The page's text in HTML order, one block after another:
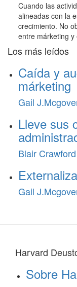
Cuando las
alineadas con la
crecimiento. No
entre márketing y
Los más leídos
Caída y
márketing
Gail
Lleve sus
Blair Crawford
Gail
Harvard
Sobre